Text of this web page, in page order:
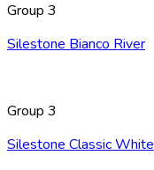
Group 3
Silestone Bianco River
Group 3
Silestone Classic White